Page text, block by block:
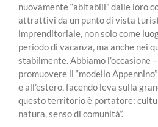
nuovamente “abitabili” dalle loro
attrattivi da un punto di vista
imprenditoriale, non solo come
periodo di vacanza, ma anche nei
stabilmente. Abbiamo l’occasione
promuovere il “modello
e all’estero, facendo leva sulla
questo territorio è portatore:
natura, senso di comunità”.